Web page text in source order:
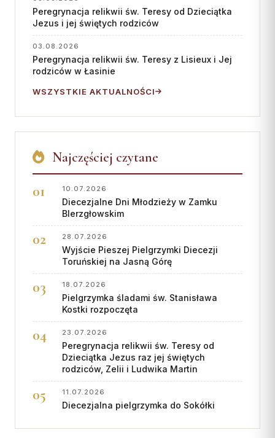
Peregrynacja relikwii św. Teresy od Dzieciątka
Jezus i jej świętych rodziców
03.08.2026
Peregrynacja relikwii św. Teresy z Lisieux i Jej
rodziców w Łasinie
WSZYSTKIE AKTUALNOŚCI
Najczęściej czytane
10.07.2026
Diecezjalne Dni Młodzieży w Zamku
BIerzgłowskim
28.07.2026
Wyjście Pieszej Pielgrzymki Diecezji
Toruńskiej na Jasną Górę
18.07.2026
Pielgrzymka śladami św. Stanisława
Kostki rozpoczęta
23.07.2026
Peregrynacja relikwii św. Teresy od
Dzieciątka Jezus raz jej świętych
rodziców, Zelii i Ludwika Martin
11.07.2026
Diecezjalna pielgrzymka do Sokółki